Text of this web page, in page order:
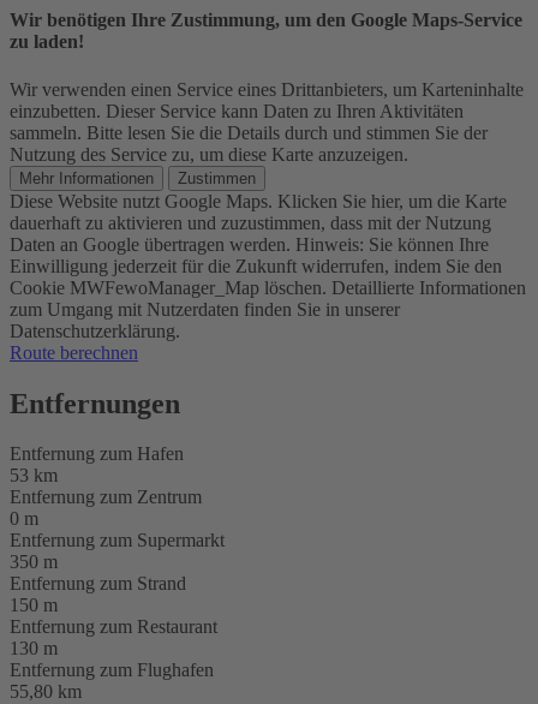
Wir benötigen Ihre Zustimmung, um den Google Maps-Service
zu laden!
Wir verwenden einen Service eines Drittanbieters, um Karteninhalte
einzubetten. Dieser Service kann Daten zu Ihren Aktivitäten
sammeln. Bitte lesen Sie die Details durch und stimmen Sie der
Nutzung des Service zu, um diese Karte anzuzeigen.
Mehr Informationen Zustimmen
Diese Website nutzt Google Maps. Klicken Sie hier, um die Karte
dauerhaft zu aktivieren und zuzustimmen, dass mit der Nutzung
Daten an Google übertragen werden. Hinweis: Sie können Ihre
Einwilligung jederzeit für die Zukunft widerrufen, indem Sie den
Cookie MWFewoManager_Map löschen. Detaillierte Informationen
zum Umgang mit Nutzerdaten finden Sie in unserer
Datenschutzerklärung.
Route berechnen
Entfernungen
Entfernung zum Hafen
53 km
Entfernung zum Zentrum
0 m
Entfernung zum Supermarkt
350 m
Entfernung zum Strand
150 m
Entfernung zum Restaurant
130 m
Entfernung zum Flughafen
55,80 km